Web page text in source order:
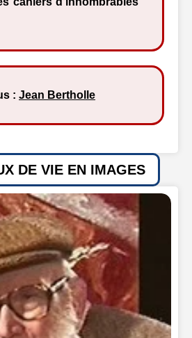
: Jean Bertholle
DE VIE EN IMAGES